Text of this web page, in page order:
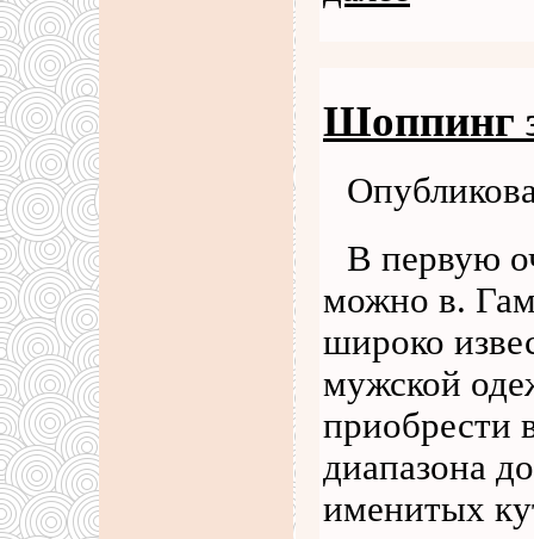
Шоппинг
В первую
можно в.
широко
мужской
приобрести
диапазона
именитых